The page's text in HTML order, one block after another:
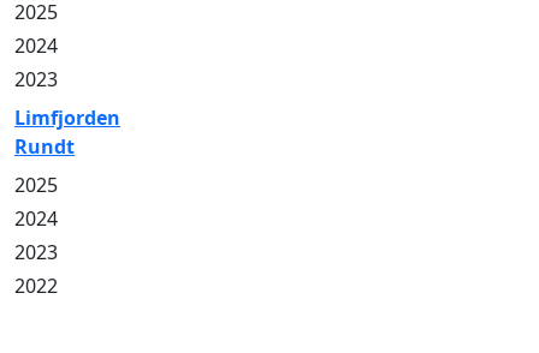
2025
2024
2023
Limfjorden
Rundt
2025
2024
2023
2022